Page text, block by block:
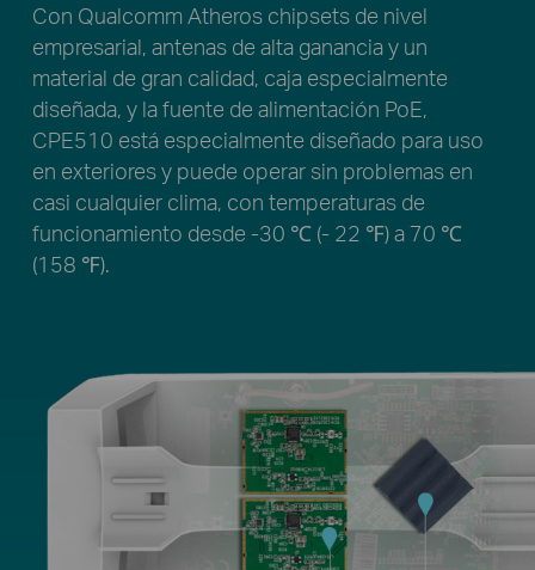
Con Qualcomm Atheros chipsets de nivel
empresarial, antenas de alta ganancia y un
material de gran calidad, caja especialmente
diseñada, y la fuente de alimentación PoE,
CPE510 está especialmente diseñado para uso
en exteriores y puede operar sin problemas en
casi cualquier clima, con temperaturas de
funcionamiento desde -30 ℃ (- 22 ℉) a 70 ℃
(158 ℉).